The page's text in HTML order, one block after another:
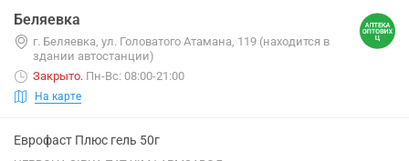
Беляевка
г. Беляевка, ул. Головатого Атамана, 119 (находится в
здании автостанции)
Закрыто. Пн-Вс: 08:00-21:00
На карте
Еврофаст Плюс гель 50г